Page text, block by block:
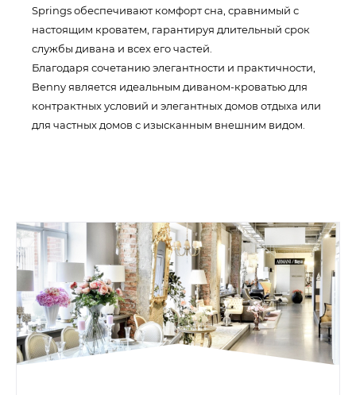
Springs обеспечивают комфорт сна, сравнимый с
настоящим кроватем, гарантируя длительный срок
службы дивана и всех его частей.
Благодаря сочетанию элегантности и практичности,
Benny является идеальным диваном-кроватью для
контрактных условий и элегантных домов отдыха или
для частных домов с изысканным внешним видом.